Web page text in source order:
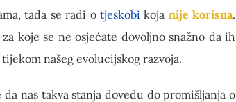
tada se radi otjeskobi koja nije korisna.
koje se ne osjećate dovoljno snažno da ih
našeg evolucijskog razvoja.
nas takva stanja dovedu do promišljanja o